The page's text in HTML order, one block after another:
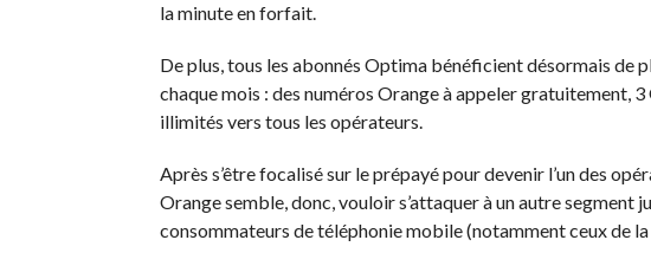
la minute en forfait.
De plus, tous les abonnés Optima bénéficient désormais de
chaque mois : des numéros Orange à appeler gratuitement,
illimités vers tous les opérateurs.
Après s’être focalisé sur le prépayé pour devenir l’un des
Orange semble, donc, vouloir s’attaquer à un autre segment
consommateurs de téléphonie mobile (notamment ceux de